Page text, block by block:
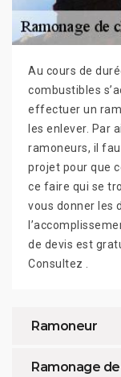
Au cours de
combustibles
effectuer un
les enlever. Par
ramoneurs, il
projet pour que
ce faire qui se
vous donner les
de devis est
Consultez .
Ramoneur
Ramonage